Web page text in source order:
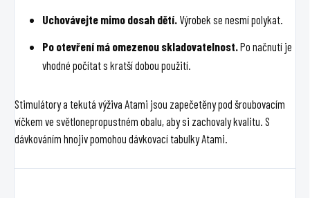
Uchovávejte mimo dosah dětí. Výrobek se nesmí polykat.
Po otevření má omezenou skladovatelnost. Po načnutí je
vhodné počítat s kratší dobou použití.
Stimulátory a tekutá výživa Atami jsou zapečetěny pod šroubovacím
víčkem ve světlonepropustném obalu, aby si zachovaly kvalitu. S
dávkováním hnojiv pomohou dávkovací tabulky Atami.